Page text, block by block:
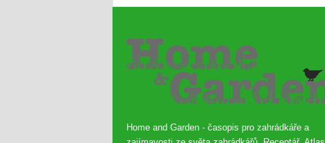
Home and Garden - časopis pro zahrádkáře a